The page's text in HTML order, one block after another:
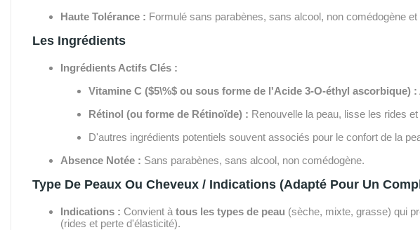
Haute Tolérance : Formulé sans parabènes, sans alcool, non comédogène
Les Ingrédients
Ingrédients Actifs Clés :
Vitamine C ($5\%$ ou sous forme de l'Acide 3-O-éthyl ascorbique) :
Rétinol (ou forme de Rétinoïde) : Renouvelle la peau, lisse les rides
D'autres ingrédients potentiels souvent associés pour le confort de la
Absence Notée : Sans parabènes, sans alcool, non comédogène.
Type De Peaux Ou Cheveux / Indications (Adapté Pour Un
Indications : Convient à tous les types de peau (sèche, mixte, grasse) qui
(rides et perte d'élasticité).